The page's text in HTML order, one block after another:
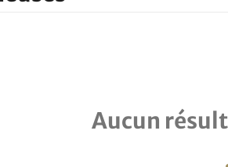
Aucun